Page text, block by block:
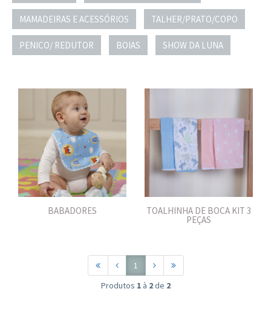
MAMADEIRAS E ACESSÓRIOS TALHER/PRATO/COPO
PENICO/ REDUTOR BOIAS SHOW DA LUNA
BABADORES TOALHINHA DE BOCA KIT 3
PEÇAS
1
Produtos 1à 2de 2